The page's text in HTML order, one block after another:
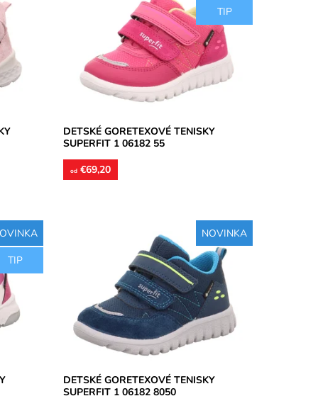
v
TIP
Nepremokavá membrána Goretex,
spevnená špička, zvršok kožený v
kombinácii s textilom, podšívka textilná,
Dostupnosť:
Skladom
Značka:
Superfit
Záruka:
2 roky
DETSKÉ GORETEXOVÉ TENISKY
SUPERFIT 1 06182 55
od €69,20
TIP
NOVINKA
Nepremokavá membrána Goretex,
spevnená špička, zvršok kožený v
kombinácii s textilom, podšívka textilná,
Dostupnosť:
Skladom
Značka:
Superfit
Záruka:
2 roky
DETSKÉ GORETEXOVÉ TENISKY
SUPERFIT 1 06182 8050